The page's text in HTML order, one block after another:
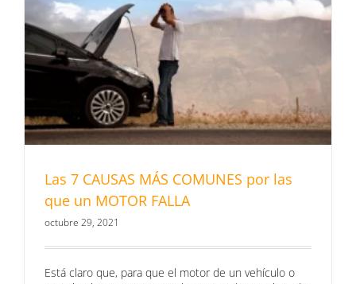
Las 7 CAUSAS MÁS COMUNES por las
que un MOTOR FALLA
octubre 29, 2021
Está claro que, para que el motor de un vehículo o